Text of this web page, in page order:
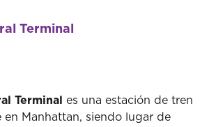
Terminal
Terminal
es una estación de tren
Manhattan, siendo lugar de